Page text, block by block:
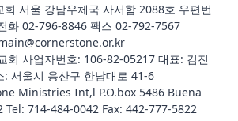
회 서울 강남우체국 사서함 2088호 우편번
화 02-796-8846 팩스 02-792-7567
회 사업자번호: 106-82-05217 대표: 김진
: 서울시 용산구 한남대로 41-6
Ministries Int,l P.O.box 5486 Buena
Tel: 714-484-0042 Fax: 442-777-5822